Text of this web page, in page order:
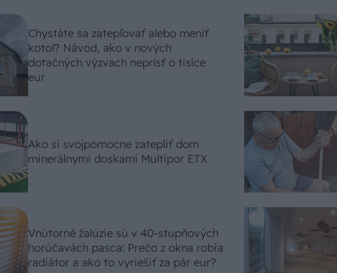
Chystáte sa zatepľovať alebo meniť
kotol? Návod, ako v nových
dotačných výzvach neprísť o tisíce
eur
Ako si svojpomocne zatepliť dom
minerálnymi doskami Multipor ETX
Vnútorné žalúzie sú v 40-stupňových
horúčavách pasca: Prečo z okna robia
radiátor a ako to vyriešiť za pár eur?